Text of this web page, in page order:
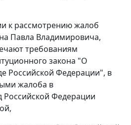
к рассмотрению жалоб
Павла Владимировича,
требованиям
закона "О
Российской Федерации", в
жалоба в
Российской Федерации